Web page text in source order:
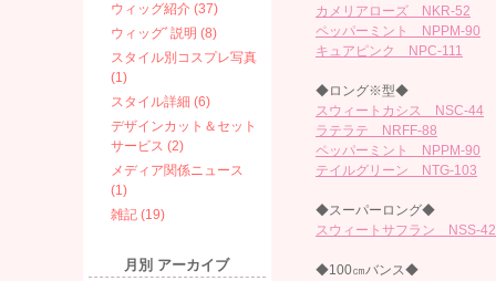
カメリアローズ NKR-52
ペッパーミント NPPM-90
キュアピンク NPC-111
◆ロング※型◆
スウィートカシス NSC-44
ラテラテ NRFF-88
ペッパーミント NPPM-90
テイルグリーン NTG-103
◆スーパーロング◆
スウィートサフラン NSS-42
◆100㎝バンス◆
ウィッグ紹介 (37)
ウィッグﾞ説明 (8)
スタイル別コスプレ写真
(1)
スタイル詳細 (6)
デザインカット＆セット
サービス (2)
メディア関係ニュース
(1)
雑記 (19)
月別 アーカイブ